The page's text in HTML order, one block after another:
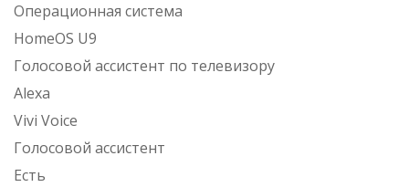
Операционная система
HomeOS U9
Голосовой ассистент по телевизору
Alexa
Vivi Voice
Голосовой ассистент
Есть